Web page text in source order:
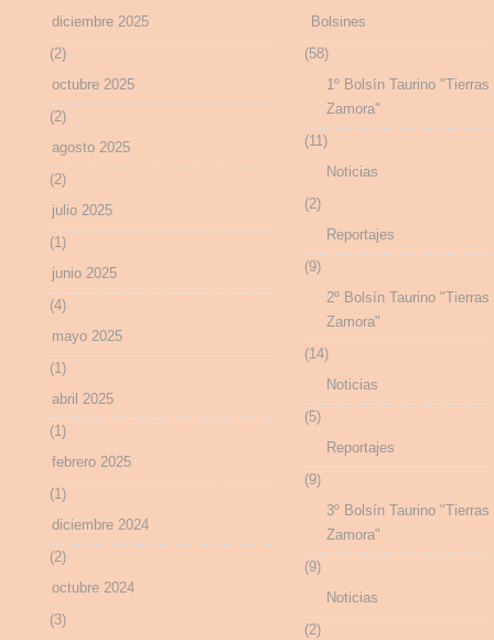
diciembre 2025
(2)
octubre 2025
(2)
agosto 2025
(2)
julio 2025
(1)
junio 2025
(4)
mayo 2025
(1)
abril 2025
(1)
febrero 2025
(1)
diciembre 2024
(2)
octubre 2024
(3)
Bolsines
(58)
1º Bolsín Taurino "Tierras
Zamora"
(11)
Noticias
(2)
Reportajes
(9)
2º Bolsín Taurino "Tierras
Zamora"
(14)
Noticias
(5)
Reportajes
(9)
3º Bolsín Taurino "Tierras
Zamora"
(9)
Noticias
(2)